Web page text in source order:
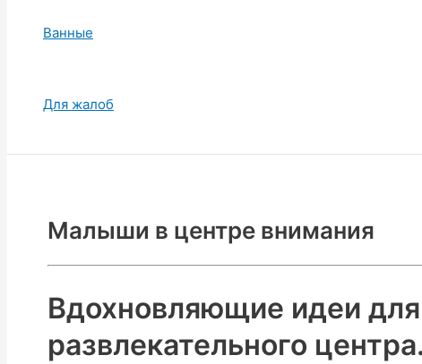
Ванные
Для жалоб
Малыши в центре внимания
Вдохновляющие идеи для
развлекательного